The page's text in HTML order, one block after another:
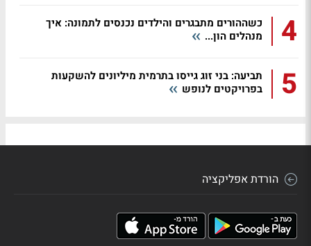
4
כשההורים מתבגרים והילדים נכנסים לתמונה: איך
מנהלים הון...
5
תביעה: בני זוג גייסו בתרמית מיליונים להשקעות
בפרויקטים לנופש
הורדת אפליקציה